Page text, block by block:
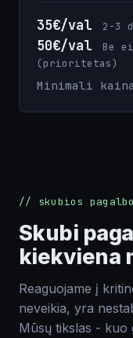
Komentarai
35€/val 2-3
50€/val
Be
(prioritetas)
Minimali
Vardas
El. paštas
Tel. nr.
Komentarai
// skubios
Skubi
kiekviena
Reaguojame į
neveikia, yra
Mūsų tikslas - kuo